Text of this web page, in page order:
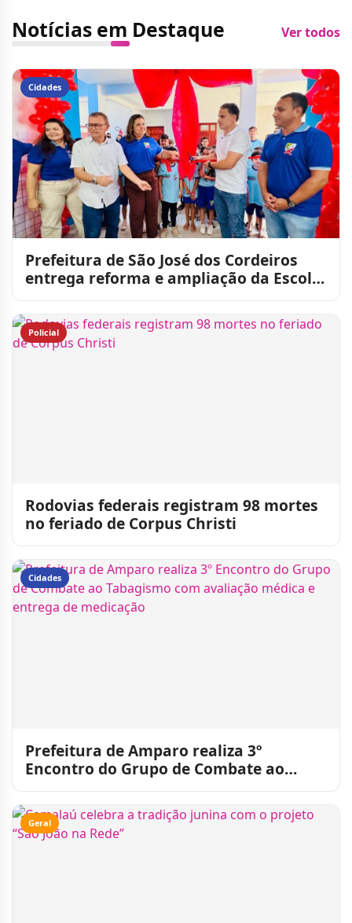
Notícias em Destaque Ver todos
Cidades
Prefeitura de São José dos Cordeiros
entrega reforma e ampliação da Escola
Policial
Rodovias federais registram 98 mortes
no feriado de Corpus Christi
Cidades
Prefeitura de Amparo realiza 3º
Encontro do Grupo de Combate ao
Geral